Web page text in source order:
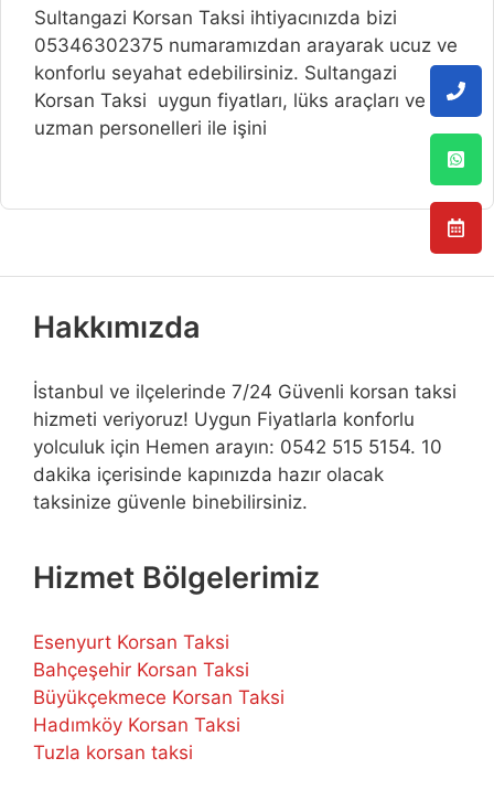
Sultangazi Korsan Taksi ihtiyacınızda bizi
05346302375 numaramızdan arayarak ucuz ve
konforlu seyahat edebilirsiniz. Sultangazi
Korsan Taksi uygun fiyatları, lüks araçları ve
uzman personelleri ile işini
Hakkımızda
İstanbul ve ilçelerinde 7/24 Güvenli korsan taksi
hizmeti veriyoruz! Uygun Fiyatlarla konforlu
yolculuk için Hemen arayın: 0542 515 5154. 10
dakika içerisinde kapınızda hazır olacak
taksinize güvenle binebilirsiniz.
Hizmet Bölgelerimiz
Esenyurt Korsan Taksi
Bahçeşehir Korsan Taksi
Büyükçekmece Korsan Taksi
Hadımköy Korsan Taksi
Tuzla korsan taksi